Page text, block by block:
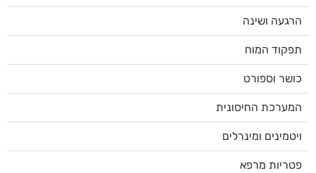
הרגעה ושינה
תפקוד המוח
כושר וספורט
המערכת החיסונית
ויטמינים ומינרלים
פטריות מרפא